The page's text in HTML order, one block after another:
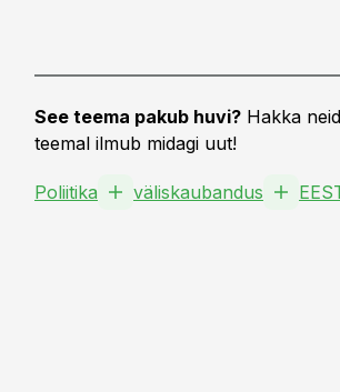
See teema pakub huvi? Hakka
teemal ilmub midagi uut!
Poliitika väliskaubandus